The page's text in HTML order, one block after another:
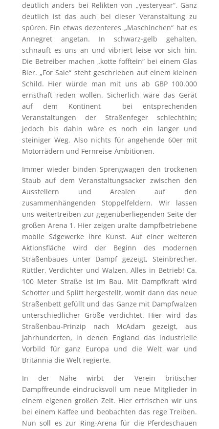
deutlich anders bei Relikten von „yesteryear“. Ganz
deutlich ist das auch bei dieser Veranstaltung zu
spüren. Ein etwas dezenteres „Maschinchen“ hat es
Annegret angetan. In schwarz-gelb gehalten,
schnauft es uns an und vibriert leise vor sich hin.
Die Betreiber machen „kotte fofftein“ bei einem Glas
Bier. „For Sale“ steht geschrieben auf einem kleinen
Schild. Hier würde man mit uns ab GBP 100.000
ernsthaft reden wollen. Sicherlich wäre das Gerät
auf dem Kontinent bei entsprechenden
Veranstaltungen der Straßenfeger schlechthin;
jedoch bis dahin wäre es noch ein langer und
steiniger Weg. Also nichts für angehende 60er mit
Motorrädern und Fernreise-Ambitionen.
Immer wieder binden Sprengwagen den trockenen
Staub auf dem Veranstaltungsacker zwischen den
Ausstellern und Arealen auf den
zusammenhängenden Stoppelfeldern. Wir lassen
uns weitertreiben zur gegenüberliegenden Seite der
großen Arena 1. Hier zeigen uralte dampfbetriebene
mobile Sägewerke ihre Kunst. Auf einer weiteren
Aktionsfläche wird der Beginn des modernen
Straßenbaues unter Dampf gezeigt, Steinbrecher,
Rüttler, Verdichter und Walzen. Alles in Betrieb! Ca.
100 Meter Straße ist im Bau. Mit Dampfkraft wird
Schotter und Splitt hergestellt, womit dann das neue
Straßenbett gefüllt und das Ganze mit Dampfwalzen
unterschiedlicher Größe verdichtet. Hier wird das
Straßenbau-Prinzip nach McAdam gezeigt, aus
Jahrhunderten, in denen England das industrielle
Vorbild für ganz Europa und die Welt war und
Britannia die Welt regierte.
In der Nähe wirbt der Verein britischer
Dampffreunde eindrucksvoll um neue Mitglieder in
einem eigenen großen Zelt. Hier erfrischen wir uns
bei einem Kaffee und beobachten das rege Treiben.
Nun soll es zur Ring-Arena für die Pferdeschauen